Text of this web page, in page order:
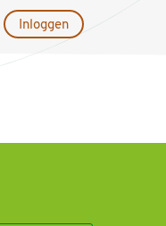
Inloggen